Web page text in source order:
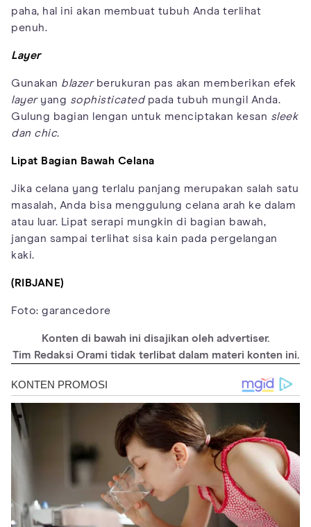
paha, hal ini akan membuat tubuh Anda terlihat
penuh.
Layer
Gunakan blazer berukuran pas akan memberikan efek
layeryang sophisticatedpada tubuh mungil Anda.
Gulung bagian lengan untuk menciptakan kesan sleek
dan chic.
Lipat Bagian Bawah Celana
Jika celana yang terlalu panjang merupakan salah satu
masalah, Anda bisa menggulung celana arah ke dalam
atau luar. Lipat serapi mungkin di bagian bawah,
jangan sampai terlihat sisa kain pada pergelangan
kaki.
(RIBJANE)
Foto: garancedore
Konten di bawah ini disajikan oleh advertiser.
Tim Redaksi Orami tidak terlibat dalam materi konten ini.